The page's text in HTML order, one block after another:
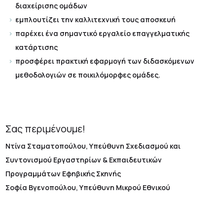
διαχείρισης ομάδων
εμπλουτίζει την καλλιτεχνική τους αποσκευή
παρέχει ένα σημαντικό εργαλείο επαγγελματικής
κατάρτισης
προσφέρει πρακτική εφαρμογή των διδασκόμενων
μεθοδολογιών σε ποικιλόμορφες ομάδες.
Σας περιμένουμε!
Ντίνα Σταματοπούλου, Υπεύθυνη Σχεδιασμού και
Συντονισμού Εργαστηρίων & Εκπαιδευτικών
Προγραμμάτων Εφηβικής Σκηνής
Σοφία Βγενοπούλου, Υπεύθυνη Μικρού Εθνικού